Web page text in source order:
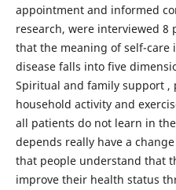
appointment and informed
research, were interviewed 8
that the meaning of self-care
disease falls into five
Spiritual and family support
household activity and
all patients do not learn in
depends really have a
that people understand that
improve their health status